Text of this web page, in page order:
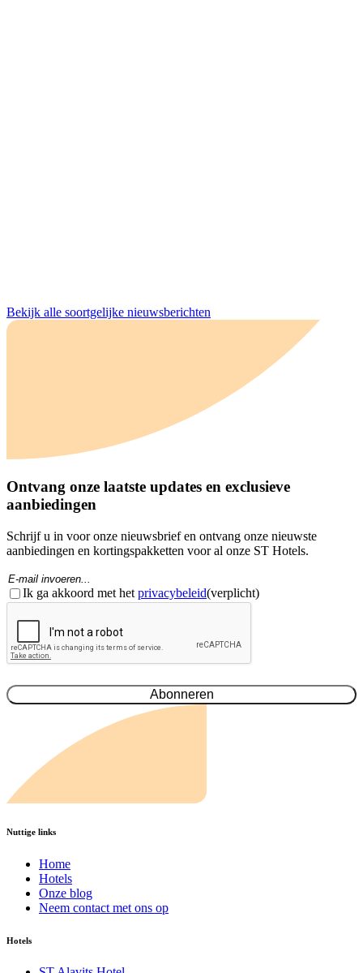
Bekijk alle soortgelijke nieuwsberichten
Ontvang onze laatste updates en exclusieve
aanbiedingen
Schrijf u in voor onze nieuwsbrief en ontvang onze nieuwste
aanbiedingen en kortingspakketten voor al onze ST Hotels.
E-
mail(Verplicht)
Toestemming(Vereist)
Ik ga akkoord met het privacybeleid(verplicht)
CAPTCHA
Nuttige links
Home
Hotels
Onze blog
Neem contact met ons op
Hotels